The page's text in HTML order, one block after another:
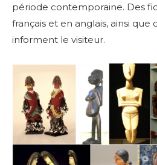
période contemporaine. Des
français et en anglais, ainsi
informent le visiteur.